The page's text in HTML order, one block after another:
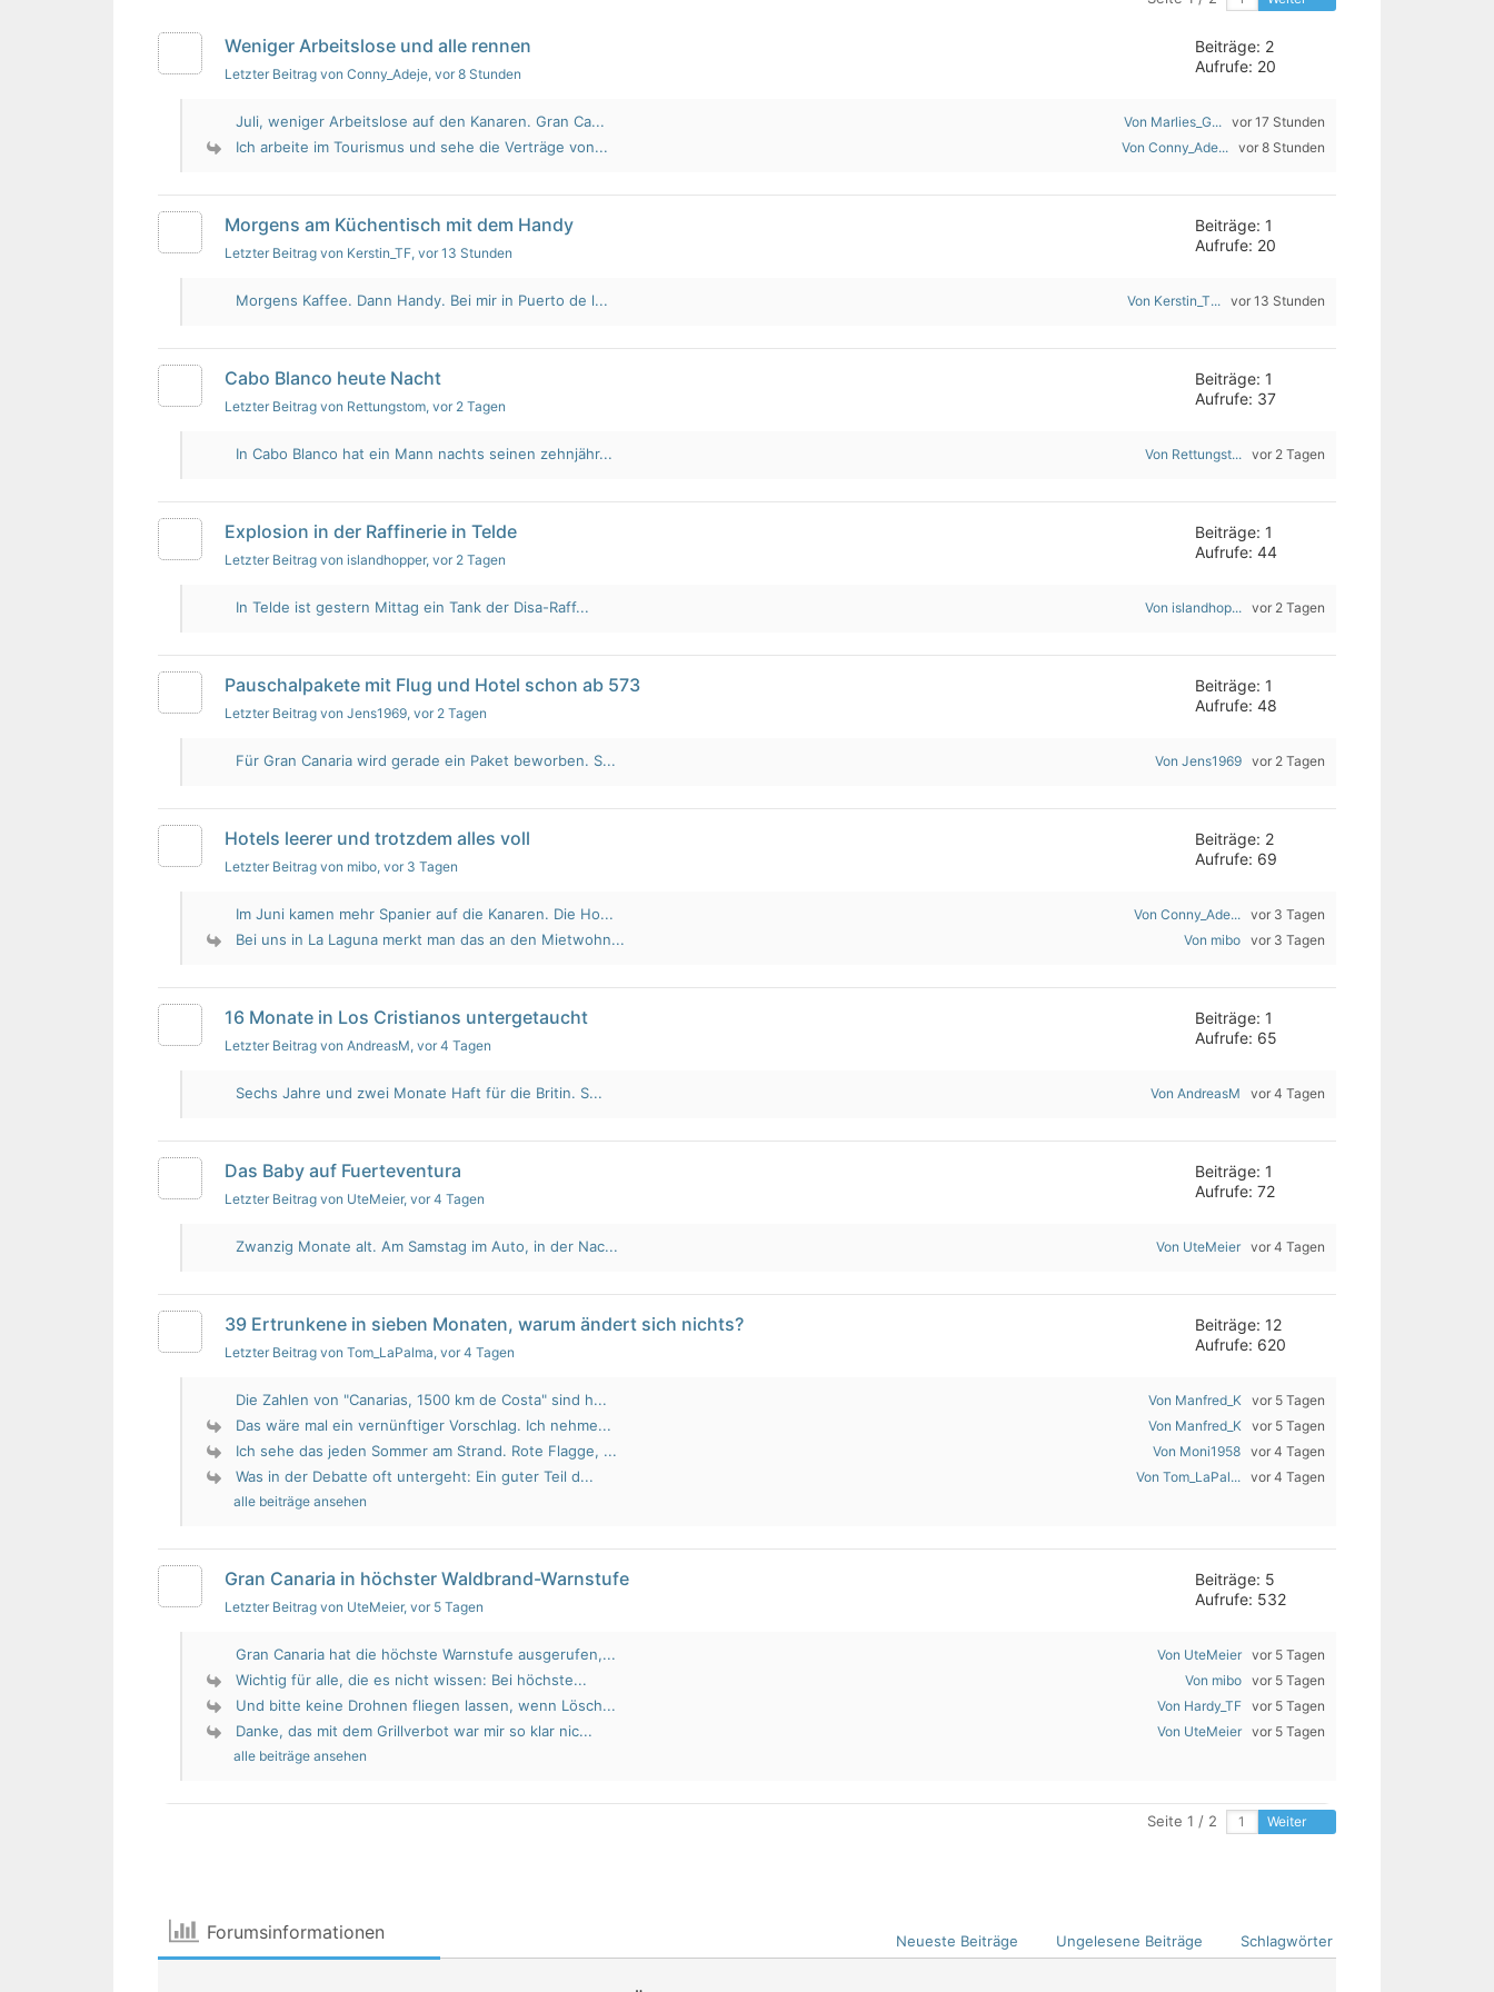
Weniger Arbeitslose und alle rennen
Letzter Beitrag von Conny_Adeje, vor 8 Stunden
Beiträge: 2
Aufrufe: 20
Juli, weniger Arbeitslose auf den Kanaren. Gran Ca... Von Marlies_G... vor 17 Stunden
Ich arbeite im Tourismus und sehe die Verträge von... Von Conny_Ade... vor 8 Stunden
Morgens am Küchentisch mit dem Handy
Letzter Beitrag von Kerstin_TF, vor 13 Stunden
Beiträge: 1
Aufrufe: 20
Morgens Kaffee. Dann Handy. Bei mir in Puerto de l... Von Kerstin_T... vor 13 Stunden
Cabo Blanco heute Nacht
Letzter Beitrag von Rettungstom, vor 2 Tagen
Beiträge: 1
Aufrufe: 37
In Cabo Blanco hat ein Mann nachts seinen zehnjähr... Von Rettungst... vor 2 Tagen
Explosion in der Raffinerie in Telde
Letzter Beitrag von islandhopper, vor 2 Tagen
Beiträge: 1
Aufrufe: 44
In Telde ist gestern Mittag ein Tank der Disa-Raff... Von islandhop... vor 2 Tagen
Pauschalpakete mit Flug und Hotel schon ab 573
Letzter Beitrag von Jens1969, vor 2 Tagen
Beiträge: 1
Aufrufe: 48
Für Gran Canaria wird gerade ein Paket beworben. S... Von Jens1969 vor 2 Tagen
Hotels leerer und trotzdem alles voll
Letzter Beitrag von mibo, vor 3 Tagen
Beiträge: 2
Aufrufe: 69
Im Juni kamen mehr Spanier auf die Kanaren. Die Ho... Von Conny_Ade... vor 3 Tagen
Bei uns in La Laguna merkt man das an den Mietwohn... Von mibo vor 3 Tagen
16 Monate in Los Cristianos untergetaucht
Letzter Beitrag von AndreasM, vor 4 Tagen
Beiträge: 1
Aufrufe: 65
Sechs Jahre und zwei Monate Haft für die Britin. S... Von AndreasM vor 4 Tagen
Das Baby auf Fuerteventura
Letzter Beitrag von UteMeier, vor 4 Tagen
Beiträge: 1
Aufrufe: 72
Zwanzig Monate alt. Am Samstag im Auto, in der Nac... Von UteMeier vor 4 Tagen
39 Ertrunkene in sieben Monaten, warum ändert sich nichts?
Letzter Beitrag von Tom_LaPalma, vor 4 Tagen
Beiträge: 12
Aufrufe: 620
Die Zahlen von "Canarias, 1500 km de Costa" sind h... Von Manfred_K vor 5 Tagen
Das wäre mal ein vernünftiger Vorschlag. Ich nehme... Von Manfred_K vor 5 Tagen
Ich sehe das jeden Sommer am Strand. Rote Flagge, ... Von Moni1958 vor 4 Tagen
Was in der Debatte oft untergeht: Ein guter Teil d... Von Tom_LaPal... vor 4 Tagen
alle beiträge ansehen
Gran Canaria in höchster Waldbrand-Warnstufe
Letzter Beitrag von UteMeier, vor 5 Tagen
Beiträge: 5
Aufrufe: 532
Gran Canaria hat die höchste Warnstufe ausgerufen,... Von UteMeier vor 5 Tagen
Wichtig für alle, die es nicht wissen: Bei höchste... Von mibo vor 5 Tagen
Und bitte keine Drohnen fliegen lassen, wenn Lösch... Von Hardy_TF vor 5 Tagen
Danke, das mit dem Grillverbot war mir so klar nic... Von UteMeier vor 5 Tagen
alle beiträge ansehen
Seite 1 / 2 Weiter
Forumsinformationen Neueste Beiträge Ungelesene Beiträge Schlagwörter